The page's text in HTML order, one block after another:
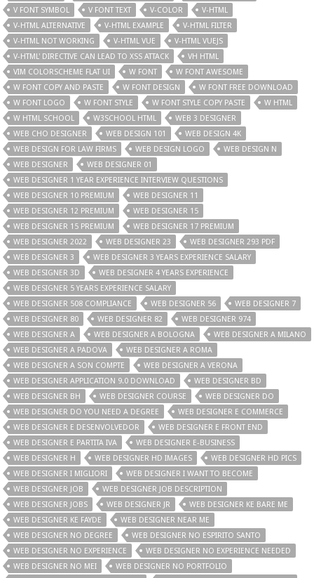
V FONT SYMBOL
V FONT TEXT V-COLOR
V-HTML
V-HTML ALTERNATIVE
V-HTML EXAMPLE
V-HTML FILTER
V-HTML NOT WORKING
V-HTML VUE
V-HTML VUEJS
V-HTML' DIRECTIVE CAN LEAD TO XSS ATTACK
VH HTML
VIM COLORSCHEME FLAT UI
W FONT
W FONT AWESOME
W FONT COPY AND PASTE
W FONT DESIGN
W FONT FREE DOWNLOAD
W FONT LOGO
W FONT STYLE W FONT STYLE COPY PASTE
W HTML
W HTML SCHOOL
W3SCHOOL HTML
WEB 3 DESIGNER
WEB CHO DESIGNER
WEB DESIGN 101
WEB DESIGN 4K
WEB DESIGN FOR LAW FIRMS
WEB DESIGN LOGO
WEB DESIGN N
WEB DESIGNER
WEB DESIGNER 01
WEB DESIGNER 1 YEAR EXPERIENCE INTERVIEW QUESTIONS
WEB DESIGNER 10 PREMIUM
WEB DESIGNER 11
WEB DESIGNER 12 PREMIUM
WEB DESIGNER 15
WEB DESIGNER 15 PREMIUM
WEB DESIGNER 17 PREMIUM
WEB DESIGNER 2022
WEB DESIGNER 23
WEB DESIGNER 293 PDF
WEB DESIGNER 3
WEB DESIGNER 3 YEARS EXPERIENCE SALARY
WEB DESIGNER 3D
WEB DESIGNER 4 YEARS EXPERIENCE
WEB DESIGNER 5 YEARS EXPERIENCE SALARY
WEB DESIGNER 508 COMPLIANCE
WEB DESIGNER 56
WEB DESIGNER 7
WEB DESIGNER 80
WEB DESIGNER 82
WEB DESIGNER 974
WEB DESIGNER A
WEB DESIGNER A BOLOGNA
WEB DESIGNER A MILANO
WEB DESIGNER A PADOVA
WEB DESIGNER A ROMA
WEB DESIGNER A SON COMPTE
WEB DESIGNER A VERONA
WEB DESIGNER APPLICATION 9.0 DOWNLOAD
WEB DESIGNER BD
WEB DESIGNER BH
WEB DESIGNER COURSE
WEB DESIGNER DO
WEB DESIGNER DO YOU NEED A DEGREE
WEB DESIGNER E COMMERCE
WEB DESIGNER E DESENVOLVEDOR
WEB DESIGNER E FRONT END
WEB DESIGNER E PARTITA IVA
WEB DESIGNER E-BUSINESS
WEB DESIGNER H
WEB DESIGNER HD IMAGES
WEB DESIGNER HD PICS
WEB DESIGNER I MIGLIORI
WEB DESIGNER I WANT TO BECOME
WEB DESIGNER JOB
WEB DESIGNER JOB DESCRIPTION
WEB DESIGNER JOBS
WEB DESIGNER JR
WEB DESIGNER KE BARE ME
WEB DESIGNER KE FAYDE
WEB DESIGNER NEAR ME
WEB DESIGNER NO DEGREE
WEB DESIGNER NO ESPIRITO SANTO
WEB DESIGNER NO EXPERIENCE
WEB DESIGNER NO EXPERIENCE NEEDED
WEB DESIGNER NO MEI
WEB DESIGNER NO PORTFOLIO